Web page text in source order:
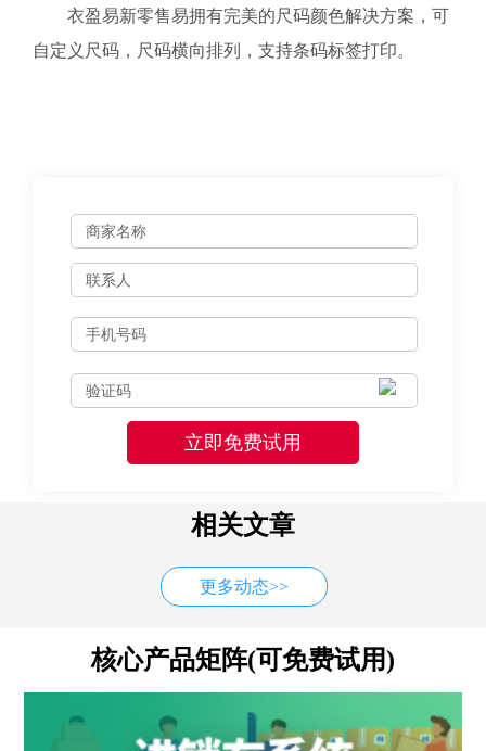
衣盈易新零售易拥有完美的尺码颜色解决方案，可
自定义尺码，尺码横向排列，支持条码标签打印。
相关文章
更多动态>>
核心产品矩阵(可免费试用)